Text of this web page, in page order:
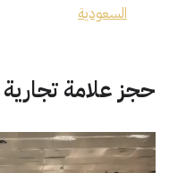
السعودية
حجز علامة